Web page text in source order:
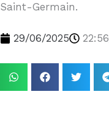
Saint-Germain.
29/06/2025 22:56